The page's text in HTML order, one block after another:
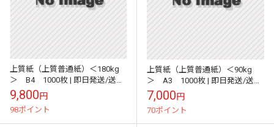
上質紙（上質普通紙）＜180kg
＞ B4 1000枚 | 即日発送/送料
無料 | サイズ変更可 |
9,800円
98ポイント
上質紙（上質普通紙）＜90kg
＞ A3 1000枚 | 即日発送/送料
無料 | サイズ変更可 |
7,000円
70ポイント